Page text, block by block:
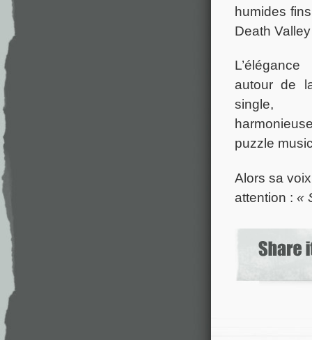
humides
Death
autour de
single,
puzzle
Alors sa
attention : «